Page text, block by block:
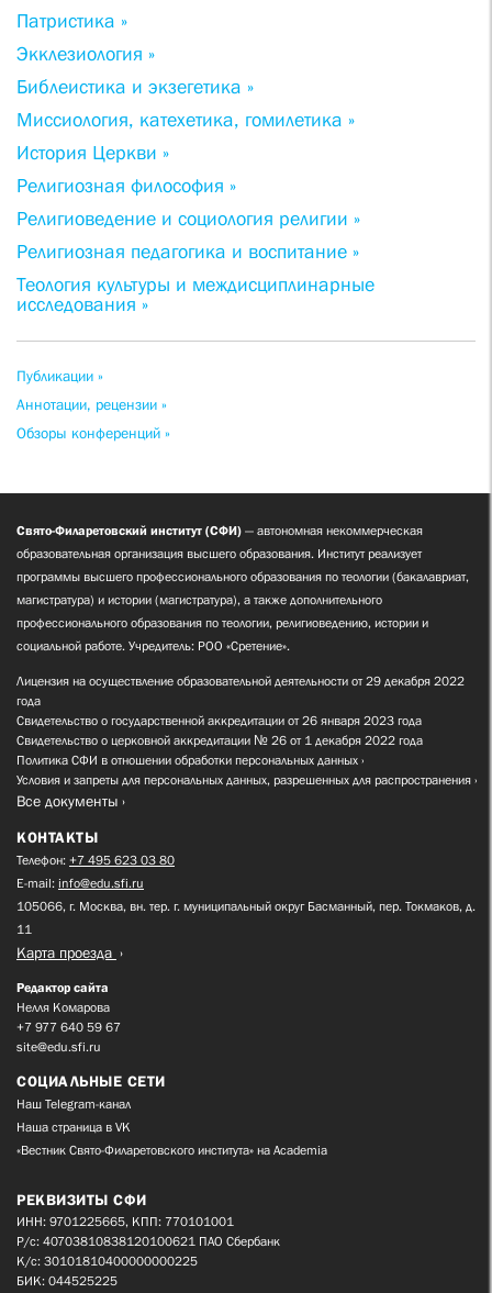
Патристика »
Экклезиология »
Библеистика и экзегетика »
Миссиология, катехетика, гомилетика »
История Церкви »
Религиозная философия »
Религиоведение и социология религии »
Религиозная педагогика и воспитание »
Теология культуры и междисциплинарные
исследования »
Публикации »
Аннотации, рецензии »
Обзоры конференций »
Свято-Филаретовский институт (СФИ) — автономная некоммерческая
образовательная организация высшего образования. Институт реализует
программы высшего профессионального образования по теологии (бакалавриат,
магистратура) и истории (магистратура), а также дополнительного
профессионального образования по теологии, религиоведению, истории и
социальной работе. Учредитель: РОО «Сретение».
Лицензия на осуществление образовательной деятельности от 29 декабря 2022
года
Свидетельство о государственной аккредитации от 26 января 2023 года
Свидетельство о церковной аккредитации № 26 от 1 декабря 2022 года
Политика СФИ в отношении обработки персональных данных
Условия и запреты для персональных данных, разрешенных для распространения
Все документы
КОНТАКТЫ
Телефон: +7 495 623 03 80
E-mail: info@edu.sfi.ru
105066, г. Москва, вн. тер. г. муниципальный округ Басманный, пер. Токмаков, д.
11
Карта проезда
Редактор сайта
Нелля Комарова
+7 977 640 59 67
site@edu.sfi.ru
СОЦИАЛЬНЫЕ СЕТИ
Наш Telegram-канал
Наша страница в VK
«Вестник Свято-Филаретовского института» на Academia
РЕКВИЗИТЫ СФИ
ИНН: 9701225665, КПП: 770101001
Р/с: 40703810838120100621 ПАО Сбербанк
К/с: 30101810400000000225
БИК: 044525225